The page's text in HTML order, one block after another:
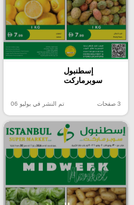
إسطنبول
سوبرماركت
3 صفحات تم النشر في يوليو 06